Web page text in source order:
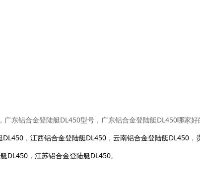
东铝合金登陆艇DL450型号，广东铝合金登陆艇DL450哪家
DL450 ， 江西铝合金登陆艇DL450 ， 云南铝合金登陆艇DL450 ，
DL450 ， 江苏铝合金登陆艇DL450。